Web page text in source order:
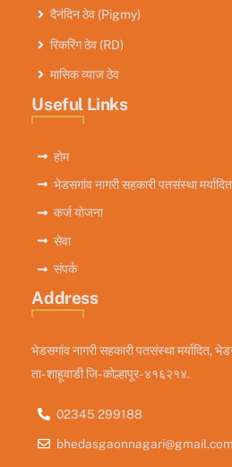
दैनंदिन ठेव (Pigmy)
रिकरिंग ठेव (RD)
मासिक व्याज ठेव
Useful Links
होम
भेडसगांव नागरी सहकारी पतसंस्था
कर्ज योजना
सेवा
संपर्क
Address
भेडसगांव नागरी सहकारी पतसंस्था मर्यादित,
ता- शाहूवाडी जि- कोल्हापूर- ४१६२१४.
02345 299188
bhedasgaonnagari@gmail.com